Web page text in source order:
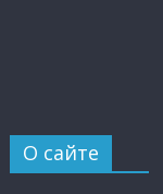
О сайте